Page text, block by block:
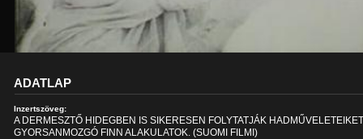
ADATLAP
Inzertszöveg:
A DERMESZTŐ HIDEGBEN IS SIKERESEN FOLYTATJÁK
GYORSANMOZGÓ FINN ALAKULATOK. (SUOMI FILMI)